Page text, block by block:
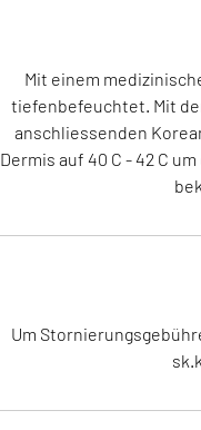
Mit einem
tiefenbefeuchtet. Mit
anschliessenden
Dermis auf 40 C - 42 C
Um